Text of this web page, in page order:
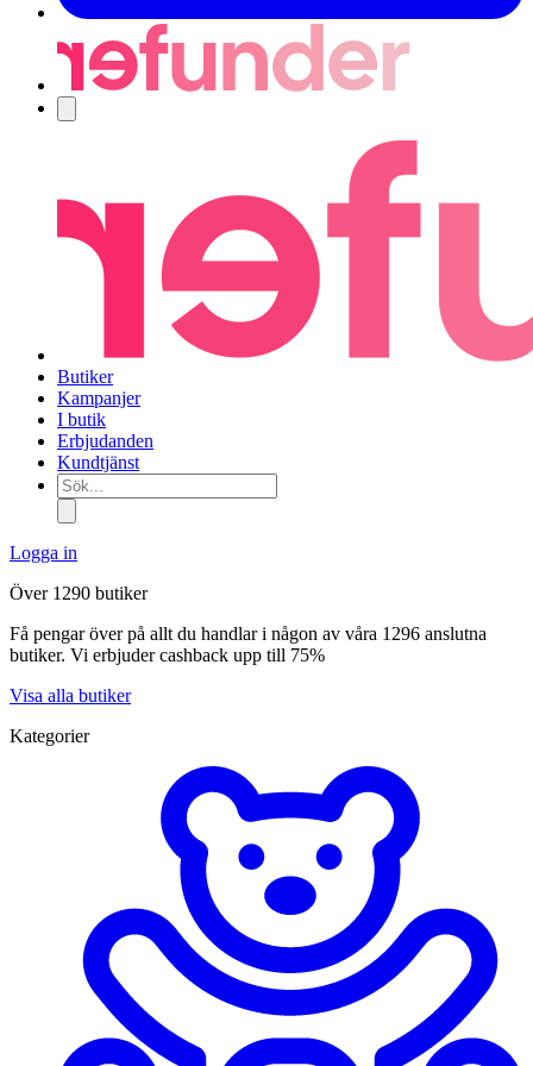
Butiker
Kampanjer
I butik
Erbjudanden
Kundtjänst
Sök...
Logga in
Över 1290 butiker
Få pengar över på allt du handlar i någon av våra 1296 anslutna
butiker. Vi erbjuder cashback upp till 75%
Visa alla butiker
Kategorier